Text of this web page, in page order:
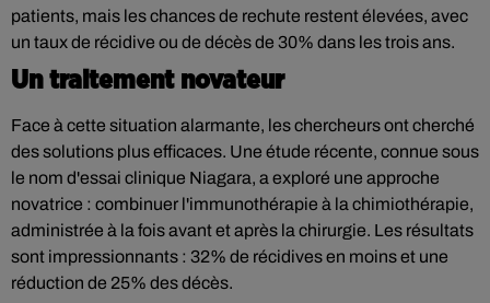
patients, mais les chances de rechute restent élevées, avec
un taux de récidive ou de décès de 30% dans les trois ans.
Un traitement novateur
Face à cette situation alarmante, les chercheurs ont cherché
des solutions plus efficaces. Une étude récente, connue sous
le nom d'essai clinique Niagara, a exploré une approche
novatrice : combinuer l'immunothérapie à la chimiothérapie,
administrée à la fois avant et après la chirurgie. Les résultats
sont impressionnants : 32% de récidives en moins et une
réduction de 25% des décès.